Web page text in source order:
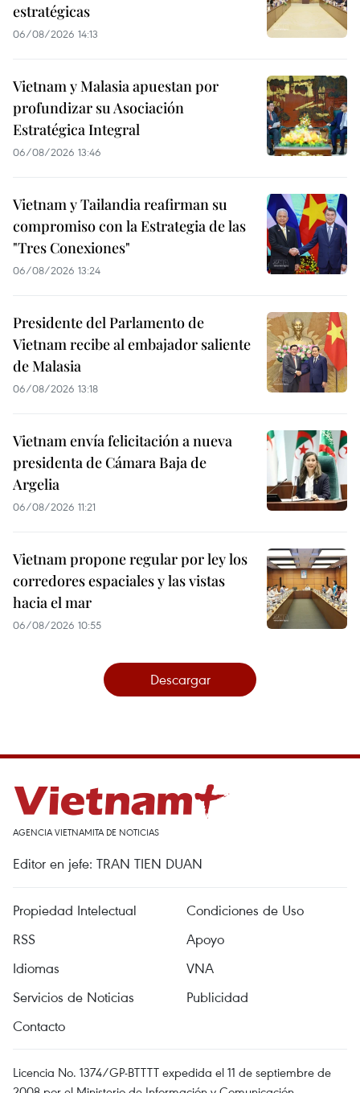
estratégicas
06/08/2026 14:13
Vietnam y Malasia apuestan por
profundizar su Asociación
Estratégica Integral
06/08/2026 13:46
Vietnam y Tailandia reafirman su
compromiso con la Estrategia de las
"Tres Conexiones"
06/08/2026 13:24
Presidente del Parlamento de
Vietnam recibe al embajador saliente
de Malasia
06/08/2026 13:18
Vietnam envía felicitación a nueva
presidenta de Cámara Baja de
Argelia
06/08/2026 11:21
Vietnam propone regular por ley los
corredores espaciales y las vistas
hacia el mar
06/08/2026 10:55
Descargar
AGENCIA VIETNAMITA DE NOTICIAS
Editor en jefe: TRAN TIEN DUAN
Propiedad Intelectual
Condiciones de Uso
RSS
Apoyo
Idiomas
VNA
Servicios de Noticias
Publicidad
Contacto
Licencia No. 1374/GP-BTTTT expedida el 11 de septiembre de